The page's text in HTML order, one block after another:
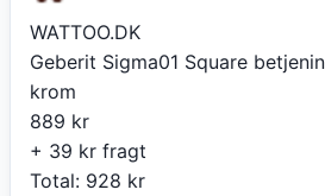
WATTOO.DK
Geberit Sigma01 Square
krom
889 kr
+ 39 kr fragt
Total: 928 kr